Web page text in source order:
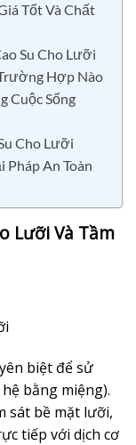
Tốt Và Chất
Su Cho Lưỡi
Hợp Nào
Cuộc Sống
Cho Lưỡi
Pháp An Toàn
Lưỡi Và Tầm
biệt để sử
bằng miệng).
sát bề mặt lưỡi,
tiếp với dịch cơ